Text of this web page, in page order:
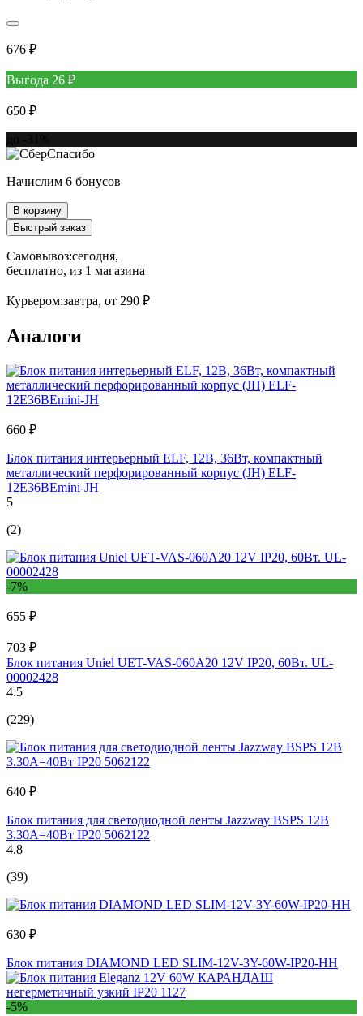
676 ₽
Выгода 26 ₽
650 ₽
Начислим 6 бонусов
В корзину
Быстрый заказ
Самовывоз:сегодня,
бесплатно, из 1 магазина
Курьером:завтра, от 290 ₽
Аналоги
660 ₽
Блок питания интерьерный ELF, 12В, 36Вт, компактный
металлический перфорированный корпус (JH) ELF-
12E36BEmini-JH
5
(2)
-7%
655 ₽
703 ₽
Блок питания Uniel UET-VAS-060A20 12V IP20, 60Вт. UL-
00002428
4.5
(229)
640 ₽
Блок питания для светодиодной ленты Jazzway BSPS 12В
3.30А=40Вт IP20 5062122
4.8
(39)
630 ₽
Блок питания DIAMOND LED SLIM-12V-3Y-60W-IP20-HH
-5%